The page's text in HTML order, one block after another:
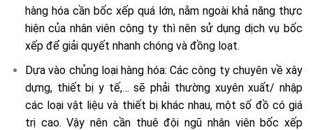
hàng hóa cần bốc xếp quá lớn, nằm ngoài khả năng thực
hiện của nhân viên công ty thì nên sử dụng dịch vụ bốc
xếp để giải quyết nhanh chóng và đồng loạt.
Dựa vào chủng loại hàng hóa: Các công ty chuyên về xây
dựng, thiết bị y tế,… sẽ phải thường xuyên xuất/ nhập
các loại vật liệu và thiết bị khác nhau, một số đồ có giá
trị cao. Vậy nên cần thuê đội ngũ nhân viên bốc xếp